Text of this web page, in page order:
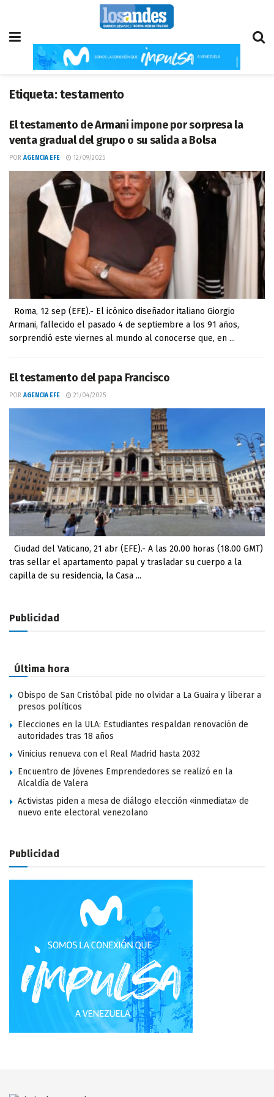
Etiqueta:testamento
El testamento de Armani impone por sorpresa la
venta gradual del grupo o su salida a Bolsa
POR AGENCIA EFE 12/09/2025
Roma, 12 sep (EFE).- El icónico diseñador italiano Giorgio
Armani, fallecido el pasado 4 de septiembre a los 91 años,
sorprendió este viernes al mundo al conocerse que, en ...
El testamento del papa Francisco
POR AGENCIA EFE 21/04/2025
Ciudad del Vaticano, 21 abr (EFE).- A las 20.00 horas (18.00 GMT)
tras sellar el apartamento papal y trasladar su cuerpo a la
capilla de su residencia, la Casa ...
Publicidad
Última hora
Obispo de San Cristóbal pide no olvidar a La Guaira y liberar a
presos políticos
Elecciones en la ULA: Estudiantes respaldan renovación de
autoridades tras 18 años
Vinicius renueva con el Real Madrid hasta 2032
Encuentro de Jóvenes Emprendedores se realizó en la
Alcaldía de Valera
Activistas piden a mesa de diálogo elección «inmediata» de
nuevo ente electoral venezolano
Publicidad